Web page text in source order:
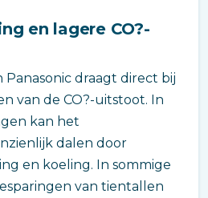
en lagere CO?-
Panasonic draagt direct bij
van de CO?-uitstoot. In
kan het
dalen door
en koeling. In sommige
van tientallen